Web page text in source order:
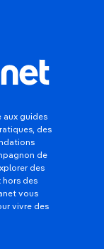
aux guides
des
de
des
hors des
vous
vivre des